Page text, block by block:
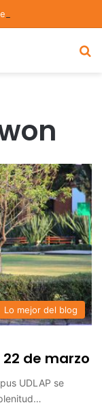
Lo mejor del blog
de marzo
UDLAP se